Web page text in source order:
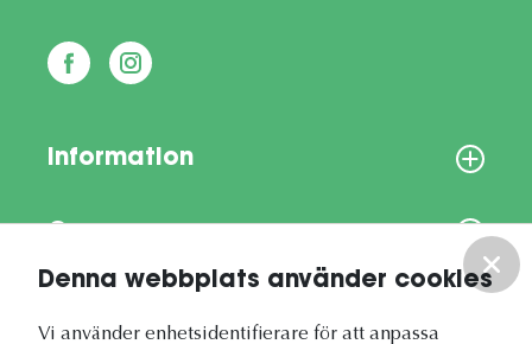
Denna webbplats använder cookies
Vi använder enhetsidentifierare för att anpassa
Information